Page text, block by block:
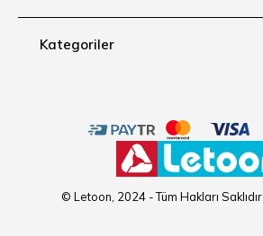
Kategoriler
© Letoon, 2024 - Tüm Hakları Saklıdır.